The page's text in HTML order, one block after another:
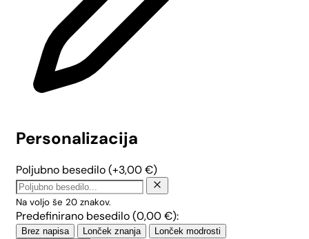
Personalizacija
Poljubno besedilo(+3,00€)
Na voljo še 20 znakov.
Predefinirano besedilo (0,00€):
Brez napisa Lonček znanja Lonček modrosti